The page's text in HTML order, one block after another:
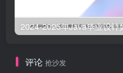
评论 抢沙发